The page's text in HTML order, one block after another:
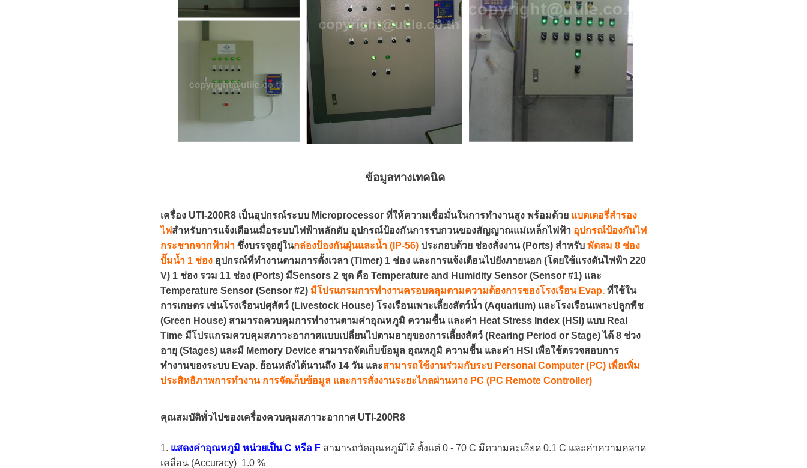
ข้อมูลทางเทคนิค
เครื่อง UTI-200R8 เป็นอุปกรณ์ระบบ Microprocessor ที่ให้ความเชื่อมั่นในการทำงานสูง พร้อมด้วย แบตเตอรี่สำรอง
ไฟสำหรับการแจ้งเตือนเมื่อระบบไฟฟ้าหลักดับ อุปกรณ์ป้องกันการรบกวนของสัญญาณแม่เหล็กไฟฟ้า อุปกรณ์ป้องกันไฟ
กระชากจากฟ้าผ่าซึ่งบรรจุอยู่ในกล่องป้องกันฝุ่นและน้ำ (IP-56)ประกอบด้วย ช่องสั่งงาน (Ports) สำหรับ พัดลม 8 ช่อง
ปั๊มน้ำ 1 ช่องอุปกรณ์ที่ทำงานตามการตั้งเวลา (Timer) 1 ช่อง และการแจ้งเตือนไปยังภายนอก (โดยใช้แรงดันไฟฟ้า 220
V) 1 ช่อง รวม 11 ช่อง (Ports) มีSensors 2 ชุด คือ Temperature and Humidity Sensor (Sensor #1) และ
Temperature Sensor (Sensor #2) มีโปรแกรมการทำงานครอบคลุมตามความต้องการของโรงเรือน Evap.ที่ใช้ใน
การเกษตร เช่นโรงเรือนปศุสัตว์ (Livestock House) โรงเรือนเพาะเลี้ยงสัตว์น้ำ (Aquarium) และโรงเรือนเพาะปลูกพืช
(Green House) สามารถควบคุมการทำงานตามค่าอุณหภูมิ ความชื้น และค่า Heat Stress Index (HSI) แบบ Real
Time มีโปรแกรมควบคุมสภาวะอากาศแบบเปลี่ยนไปตามอายุของการเลี้ยงสัตว์ (Rearing Period or Stage) ได้ 8 ช่วง
อายุ (Stages) และมี Memory Device สามารถจัดเก็บข้อมูล อุณหภูมิ ความชื้น และค่า HSI เพื่อใช้ตรวจสอบการ
ทำงานของระบบ Evap. ย้อนหลังได้นานถึง 14 วัน และสามารถใช้งานร่วมกับระบ Personal Computer (PC) เพื่อเพิ่ม
ประสิทธิภาพการทำงาน การจัดเก็บข้อมูล และการสั่งงานระยะไกลผ่านทาง PC (PC Remote Controller)
คุณสมบัติทั่วไปของเครื่องควบคุมสภาวะอากาศ UTI-200R8
1. แสดงค่าอุณหภูมิ หน่วยเป็น C หรือ F สามารถวัดอุณหภูมิได้ ตั้งแต่ 0 - 70 C มีความละเอียด 0.1 C และค่าความคลาด
เคลื่อน (Accuracy) 1.0 %